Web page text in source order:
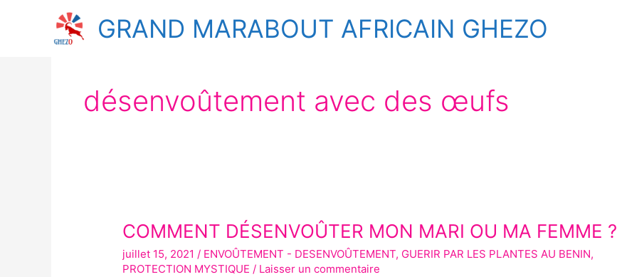
GRAND MARABOUT AFRICAIN GHEZO
désenvoûtement avec des œufs
COMMENT DÉSENVOÛTER MON MARI OU MA FEMME ?
juillet 15, 2021/ ENVOÛTEMENT - DESENVOÛTEMENT, GUERIR PAR LES PLANTES AU BENIN,
PROTECTION MYSTIQUE / Laisser un commentaire
COMMENT
DÉSENVOÛTER
MON